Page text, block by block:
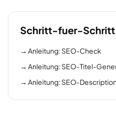
Schritt-fuer-Schritt
→ Anleitung: SEO-Check
→ Anleitung: SEO-Titel-
→ Anleitung: SEO-